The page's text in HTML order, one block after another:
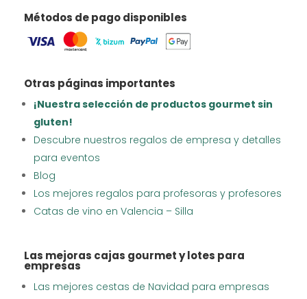
Métodos de pago disponibles
Otras páginas importantes
¡Nuestra selección de productos gourmet sin
gluten!
Descubre nuestros regalos de empresa y detalles
para eventos
Blog
Los mejores regalos para profesoras y profesores
Catas de vino en Valencia – Silla
Las mejoras cajas gourmet y lotes para
empresas
Las mejores cestas de Navidad para empresas